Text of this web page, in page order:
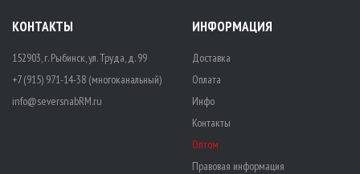
КОНТАКТЫ
152903, г. Рыбинск, ул. Труда, д. 99
+7 (915) 971-14-38 (многоканальный)
info@seversnabRM.ru
ИНФОРМАЦИЯ
Доставка
Оплата
Инфо
Контакты
Оптом
Правовая информация